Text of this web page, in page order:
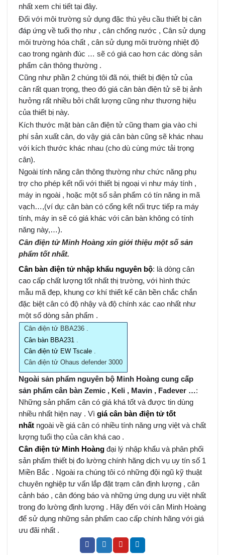
nhất xem chi tiết tại đây.
Đối với môi trường sử dụng đặc thù yêu cầu thiết bị cân
đáp ứng về tuổi thọ như , cân chống nước , Cân sử dụng
môi trường hóa chất , cân sử dụng môi trường nhiệt độ
cao trong ngành đúc … sẽ có giá cao hơn các dòng sản
phẩm cân thông thường .
Cũng như phần 2 chúng tôi đã nói, thiết bị điện tử của
cân rất quan trọng, theo đó giá cân bàn điện tử sẽ bị ảnh
hưởng rất nhiều bởi chất lượng cũng như thương hiệu
của thiết bị này.
Kích thước mặt bàn cân điện tử cũng tham gia vào chi
phí sản xuất cân, do vậy giá cân bàn cũng sẽ khác nhau
với kích thước khác nhau (cho dù cùng mức tải trọng
cân).
Ngoài tính năng cân thông thường như chức năng phụ
trợ cho phép kết nối với thiết bị ngoại vi như máy tính ,
máy in ngoài , hoặc một số sản phẩm có tín năng in mã
vạch…,(ví dụ: cân bàn có cổng kết nối trực tiếp ra máy
tính, máy in sẽ có giá khác với cân bàn không có tính
năng này,…).
Cân điện tử Minh Hoàng xin giới thiệu một số sản
phẩm tốt nhất.
Cân bàn điện tử nhập khẩu nguyên bộ: là dòng cân
cao cấp chất lượng tốt nhất thị trường, với hình thức
mẫu mã đẹp, khung cơ khí thiết kế cân bền chắc chắn
đặc biệt cân có độ nhậy và độ chính xác cao nhất như
một số dòng sản phẩm .
Cân điện tử BBA236 .
Cân bàn BBA231
Cân điện tử EW Tscale .
Cân điện tử Ohaus defender 3000
Ngoài sản phẩm nguyên bộ Minh Hoàng cung cấp
sản phẩm cân bàn Zemic , Keli , Mavin , Fadever …:
Những sản phẩm cân có giá khá tốt và được tin dùng
nhiều nhất hiện nay . Vìgiá cân bàn điện tử tốt
nhất ngoài về giá cân có nhiều tính năng ưng việt và chất
lượng tuổi thọ của cân khá cao .
Cân điện tử Minh Hoàng đại lý nhập khẩu và phân phối
sản phẩm thiết bị đo lường chính hãng dịch vụ uy tín số 1
Miền Bắc . Ngoài ra chúng tôi có những đội ngũ kỹ thuật
chuyên nghiệp tư vấn lắp đặt trạm cân định lượng , cân
cảnh báo , cân đóng báo và những ứng dụng ưu việt nhất
trong đo lường định lượng . Hãy đến với cân Minh Hoàng
để sử dụng những sản phẩm cao cấp chính hãng với giá
ưu đãi nhất .